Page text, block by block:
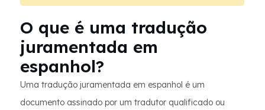
O que é uma tradução
juramentada em
espanhol?
Uma tradução juramentada em espanhol é um
documento assinado por um tradutor qualificado ou